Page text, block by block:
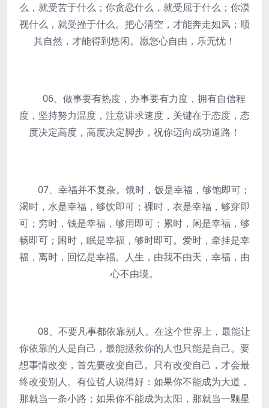
么，就受苦于什么；你贪恋什么，就受屈于什么；你漠
视什么，就受挫于什么。把心清空，才能奔走如风；顺
其自然，才能得到悠闲。愿您心自由，乐无忧！
06、做事要有热度，办事要有力度，拥有自信程
度，坚持努力温度，注意讲求速度，关键在于态度，态
度决定高度，高度决定脚步，祝你迈向成功道路！
07、幸福并不复杂。饿时，饭是幸福，够饱即可；
渴时，水是幸福，够饮即可；裸时，衣是幸福，够穿即
可；穷时，钱是幸福，够用即可；累时，闲是幸福，够
畅即可；困时，眠是幸福，够时即可。爱时，牵挂是幸
福，离时，回忆是幸福。人生，由我不由天，幸福，由
心不由境。
08、不要凡事都依靠别人。在这个世界上，最能让
你依靠的人是自己，最能拯救你的人也只能是自己。要
想事情改变，首先要改变自己。只有改变自己，才会最
终改变别人。有位哲人说得好：如果你不能成为大道，
那就当一条小路；如果你不能成为太阳，那就当一颗星